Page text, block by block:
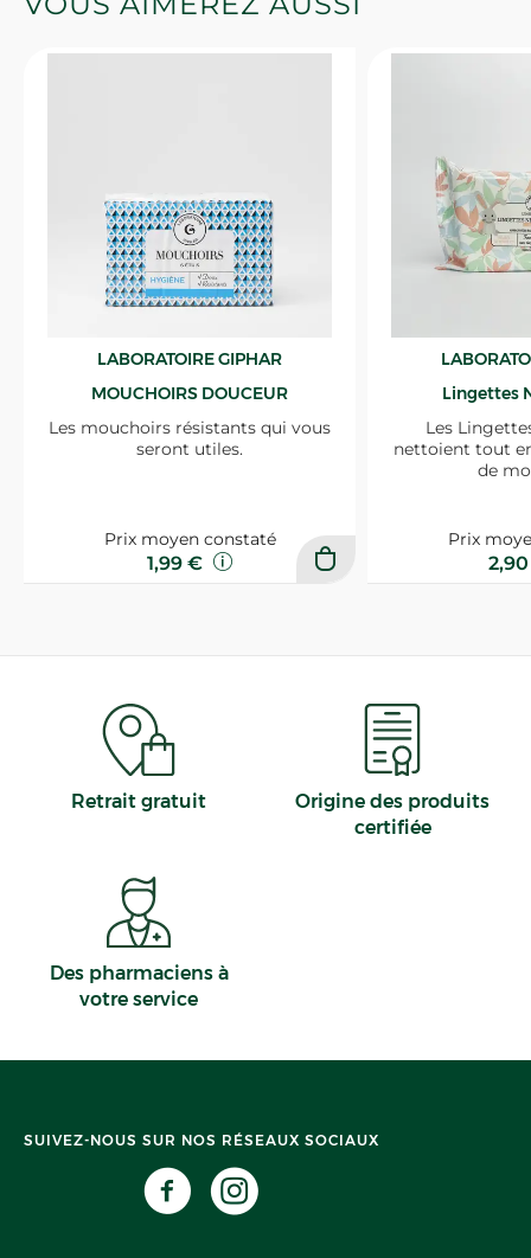
LABORATOIRE GIPHAR
MOUCHOIRS DOUCEUR
Les mouchoirs résistants qui vous
seront utiles.
Prix moyen constaté
1,99 €
Lingettes
Les
nettoient tout
de
Prix
Retrait gratuit
Origine des produits
certifiée
Des pharmaciens à
votre service
SUIVEZ-NOUS SUR NOS RÉSEAUX SOCIAUX